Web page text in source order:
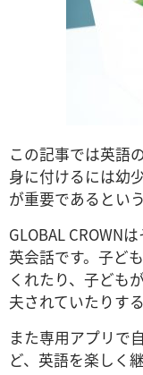
この記事では英語
身に付けるには幼
が重要であるとい
GLOBAL CROWN
英会話です。子ど
くれたり、子ども
夫されていたりす
また専用アプリで
ど、英語を楽しく